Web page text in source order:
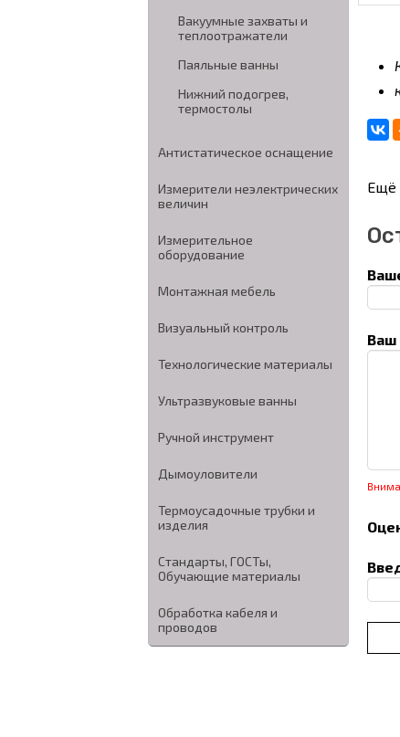
Вакуумные захваты и
теплоотражатели
Паяльные ванны
Нижний подогрев,
термостолы
Антистатическое оснащение
Измерители неэлектрических
величин
Измерительное
оборудование
Монтажная мебель
Визуальный контроль
Технологические материалы
Ультразвуковые ванны
Ручной инструмент
Дымоуловители
Термоусадочные трубки и
изделия
Стандарты, ГОСТы,
Обучающие материалы
Обработка кабеля и
проводов
Ещё
Ваш